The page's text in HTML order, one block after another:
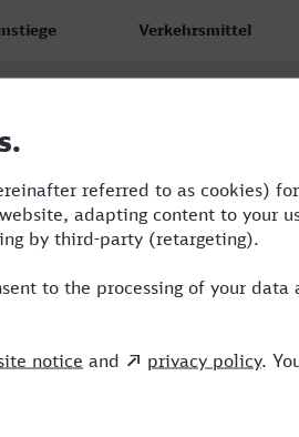
Verkehrsmittel
RB,ICE
RB,BUS,ICE